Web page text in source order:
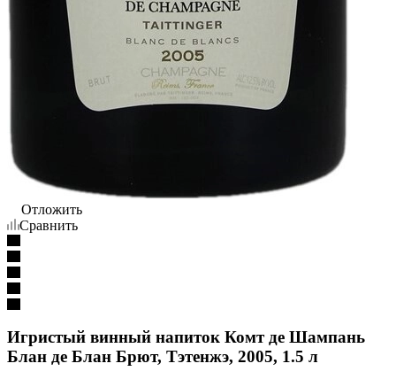
Отложить
Сравнить
Игристый винный напиток Комт де Шампань
Блан де Блан Брют, Тэтенжэ, 2005, 1.5 л